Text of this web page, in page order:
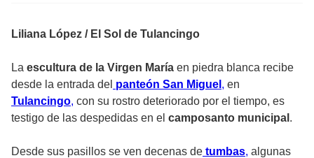
Liliana López / El Sol de Tulancingo
La escultura de la Virgen María en piedra blanca recibe
desde la entrada del panteón San Miguel , en
Tulancingo, con su rostro deteriorado por el tiempo, es
testigo de las despedidas en el camposanto municipal .
Desde sus pasillos se ven decenas de tumbas, algunas